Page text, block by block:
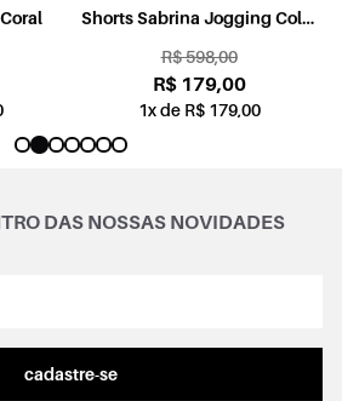
Shorts Sabrina Jogging Color
R$ 598,00
R$ 179,00
1x de R$ 179,00
DAS NOSSAS NOVIDADES
cadastre-se